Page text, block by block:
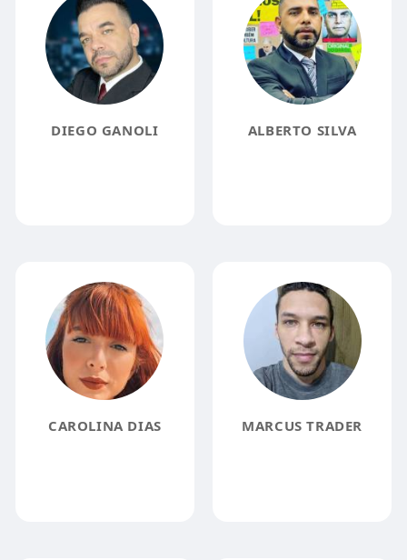
DIEGO GANOLI ALBERTO SILVA
CAROLINA DIAS MARCUS TRADER